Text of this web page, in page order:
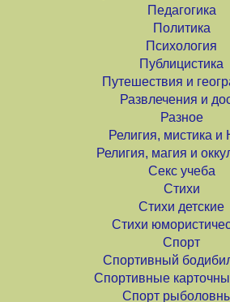
Педагогика
Политика
Психология
Публицистика
Путешествия и
Развлечения и
Разное
Религия, мистика
Религия, магия и
Секс учеба
Стихи
Стихи детские
Стихи
Спорт
Спортивный
Спортивные
Спорт